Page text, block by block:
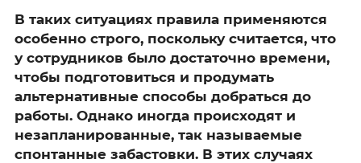
В таких ситуациях правила применяются
особенно строго, поскольку считается, что
у сотрудников было достаточно времени,
чтобы подготовиться и продумать
альтернативные способы добраться до
работы. Однако иногда происходят и
незапланированные, так называемые
спонтанные забастовки. В этих случаях